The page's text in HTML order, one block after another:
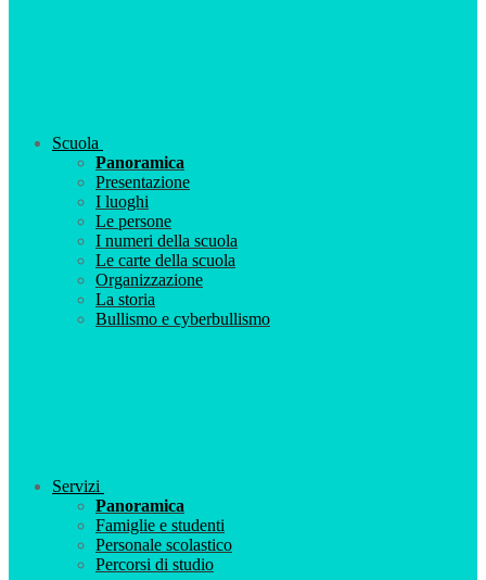
Scuola
Panoramica
Presentazione
I luoghi
Le persone
I numeri della scuola
Le carte della scuola
Organizzazione
La storia
Bullismo e cyberbullismo
Servizi
Panoramica
Famiglie e studenti
Personale scolastico
Percorsi di studio